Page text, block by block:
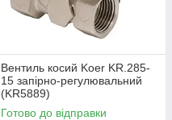
Вентиль косий Koer KR.285-
15 запірно-регулювальний
(KR5889)
Готово до відправки